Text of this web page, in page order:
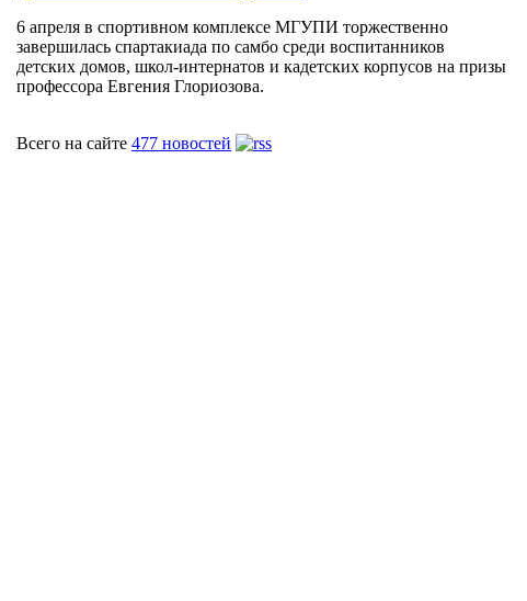
6 апреля в спортивном комплексе МГУПИ торжественно
завершилась спартакиада по самбо среди воспитанников
детских домов, школ-интернатов и кадетских корпусов на призы
профессора Евгения Глориозова.
Всего на сайте 477 новостей